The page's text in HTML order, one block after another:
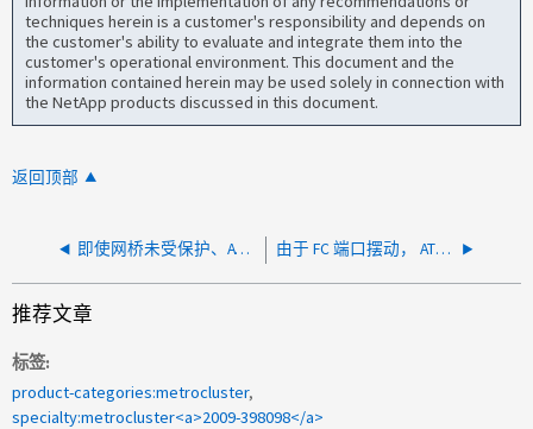
techniques herein is a customer's responsibility and depends on
the customer's ability to evaluate and integrate them into the
customer's operational environment. This document and the
information contained herein may be used solely in connection with
the NetApp products discussed in this document.
返回顶部
即使网桥未受保护、ATto网桥也无法访问 由于 FC 端口摆动， ATTO 网桥重新启动
推荐文章
标签
product-categories:metrocluster
specialty:metrocluster<a>2009-398098</a>